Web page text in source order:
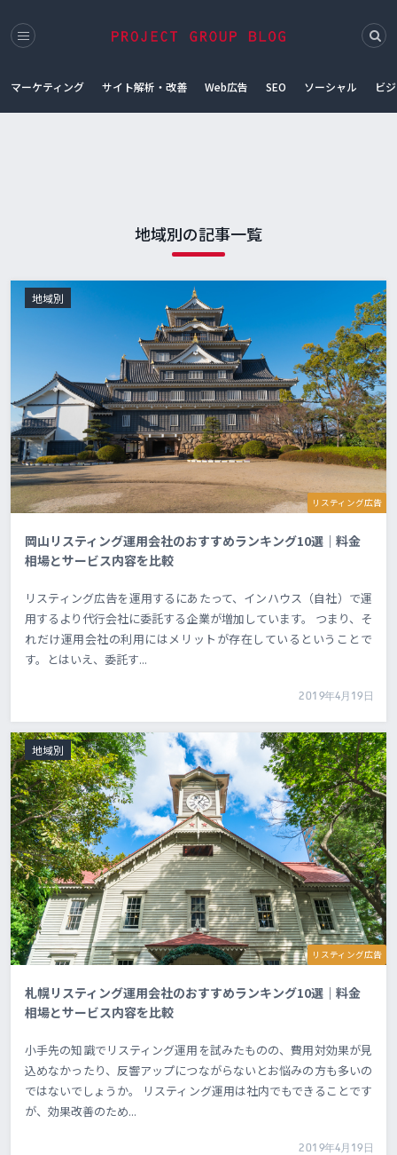
マーケティング サイト解析・改善 Web広告 SEO ソーシャル ビ
地域別の記事一覧
リスティング広告
地域別
岡山リスティング運用会社のおすすめランキング10選｜料金
相場とサービス内容を比較
リスティング広告を運用するにあたって、インハウス（自社）で運
用するより代行会社に委託する企業が増加しています。 つまり、そ
れだけ運用会社の利用にはメリットが存在しているということで
す。とはいえ、委託す...
2019年4月19日
リスティング広告
地域別
札幌リスティング運用会社のおすすめランキング10選｜料金
相場とサービス内容を比較
小手先の知識でリスティング運用を試みたものの、費用対効果が見
込めなかったり、反響アップにつながらないとお悩みの方も多いの
ではないでしょうか。 リスティング運用は社内でもできることです
が、効果改善のため...
2019年4月19日